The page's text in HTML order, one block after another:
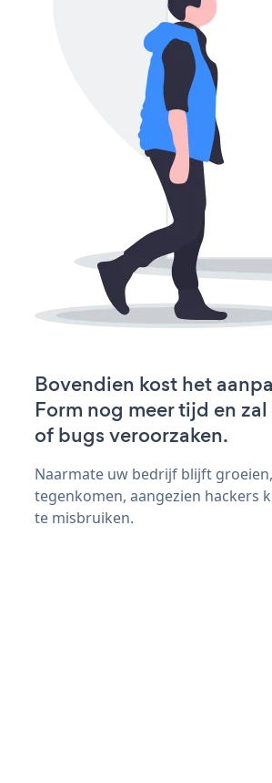
Bovendien kost het
Form nog meer tijd en
of bugs veroorzaken.
Naarmate uw bedrijf blijft
tegenkomen, aangezien hackers
te misbruiken.